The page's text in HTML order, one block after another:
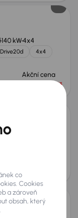
140 kW4x4
4x4
Akční cena
400 000 Kč
co
Cookies
a zároveň
obsah, který